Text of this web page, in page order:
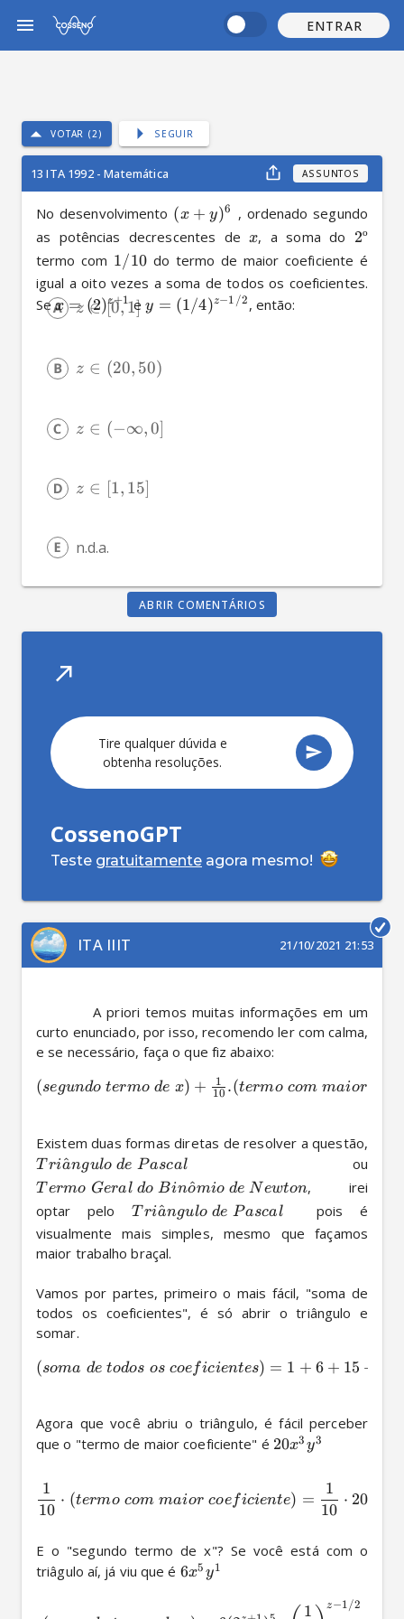
ENTRAR
VOTAR (2) SEGUIR
13 ITA 1992 - Matemática ASSUNTOS
No desenvolvimento (x + y)6
, ordenado segundo
as potências decrescentes de x, a soma do 2º
termo com 1/10 do termo de maior coeficiente é
igual a oito vezes a soma de todos os coeficientes.
Se x = (2)z+1 e y = (1/4)z−1/2 , então:
z ∈ [0,1]
z ∈ (20, 50)
z ∈ (−∞,0]
z ∈ [1, 15]
n.d.a.
ABRIR COMENTÁRIOS
T
CossenoGPT
Teste gratuitamente agora mesmo!
ITA IIIT 21/10/2021 21:53
curto enunciado, por isso, recomendo ler com calma,
e se necessário, faça o que fiz abaixo:
(segundo termo de x) + 10
1 .(termo com maior
Tria
^ngulo de Pascal ou
Termo Geral do Bino
^mio de Newton, irei
optar pelo T ria
^ngulo de Pascal
  pois é
visualmente mais simples, mesmo que façamos
maior trabalho braçal.
Vamos por partes, primeiro o mais fácil, "soma de
todos os coeficientes", é só abrir o triângulo e
(soma de todos os coeficientes) = 1 + 6 + 15 +
Agora que você abriu o triângulo, é fácil perceber
que o "termo de maior coeficiente" é 20x3 y3
10
1
⋅ (termo com maior coeficiente) =
10
1
⋅ 20
E o "segundo termo de x"? Se você está com o
triâgulo aí, já viu que é 6x5 y1
1 z−1/2